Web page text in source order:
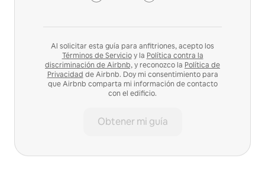
Al solicitar esta guía para anfitriones, acepto los
Términos de Servicioy la Política contra la
discriminación de Airbnb,y reconozco la Política de
Privacidad de Airbnb. Doy mi consentimiento para
que Airbnb comparta mi información de contacto
con el edificio.
Obtener mi guía